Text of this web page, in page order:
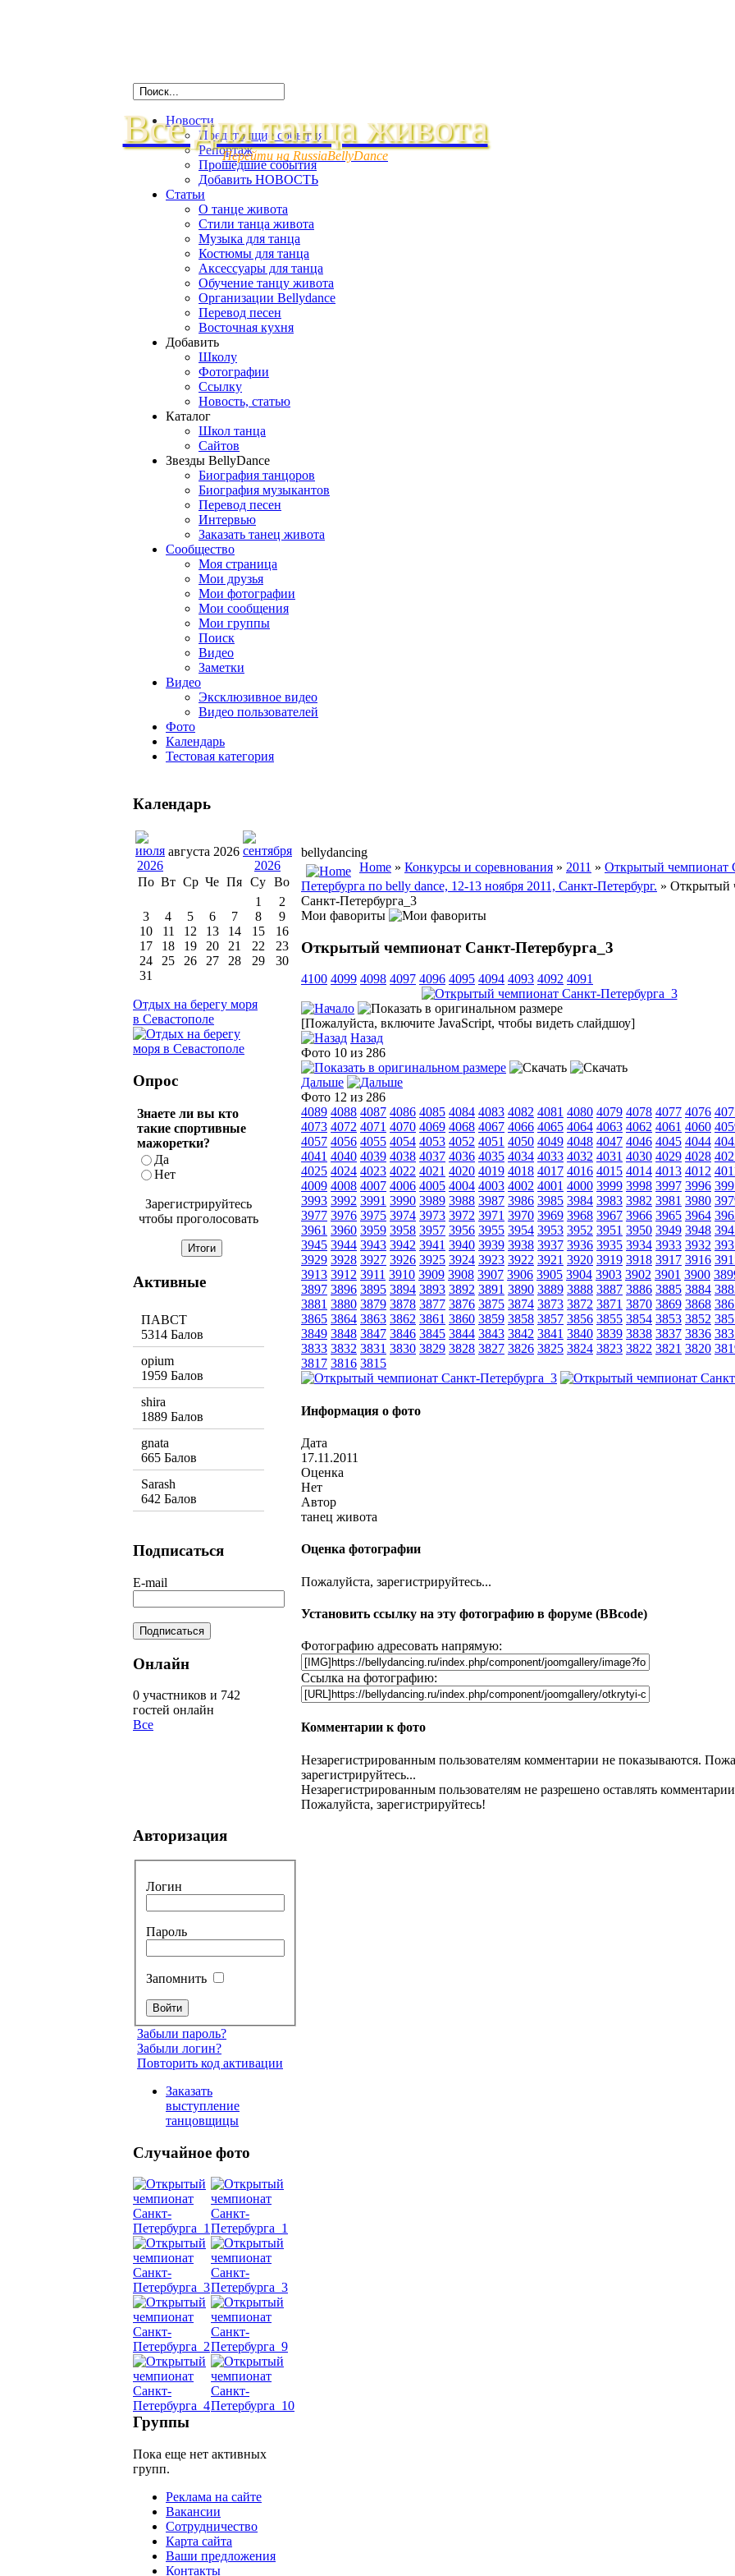
Все для танца живота
Перейти на RussiaBellyDance
Новости
Предстоящие события
Репортаж
Прошедшие события
Добавить НОВОСТЬ
Статьи
О танце живота
Стили танца живота
Музыка для танца
Костюмы для танца
Аксессуары для танца
Обучение танцу живота
Организации Bellydance
Перевод песен
Восточная кухня
Добавить
Школу
Фотографии
Ссылку
Новость, статью
Каталог
Школ танца
Сайтов
Звезды BellyDance
Биография танцоров
Биография музыкантов
Перевод песен
Интервью
Заказать танец живота
Сообщество
Моя страница
Мои друзья
Мои фотографии
Мои сообщения
Мои группы
Поиск
Видео
Заметки
Видео
Эксклюзивное видео
Видео пользователей
Фото
Календарь
Тестовая категория
bellydancing
Home » Конкурсы и соревнования » 2011 » Открытый чемпионат
Петербурга по belly dance, 12-13 ноября 2011, Санкт-Петербург. » Открытый
Санкт-Петербурга_3
Мои фавориты
Открытый чемпионат Санкт-Петербурга_3
4100 4099 4098 4097 4096 4095 4094 4093 4092 4091
[Пожалуйста, включите JavaScript, чтобы видеть слайдшоу]
Назад
Фото 10 из 286
Дальше
Фото 12 из 286
4089 4088 4087 4086 4085 4084 4083 4082 4081 4080 4079 4078 4077 4076
4073 4072 4071 4070 4069 4068 4067 4066 4065 4064 4063 4062 4061 4060
4057 4056 4055 4054 4053 4052 4051 4050 4049 4048 4047 4046 4045 4044
4041 4040 4039 4038 4037 4036 4035 4034 4033 4032 4031 4030 4029 4028
4025 4024 4023 4022 4021 4020 4019 4018 4017 4016 4015 4014 4013 4012
4009 4008 4007 4006 4005 4004 4003 4002 4001 4000 3999 3998 3997 3996
3993 3992 3991 3990 3989 3988 3987 3986 3985 3984 3983 3982 3981 3980
3977 3976 3975 3974 3973 3972 3971 3970 3969 3968 3967 3966 3965 3964
3961 3960 3959 3958 3957 3956 3955 3954 3953 3952 3951 3950 3949 3948
3945 3944 3943 3942 3941 3940 3939 3938 3937 3936 3935 3934 3933 3932
3929 3928 3927 3926 3925 3924 3923 3922 3921 3920 3919 3918 3917 3916
3913 3912 3911 3910 3909 3908 3907 3906 3905 3904 3903 3902 3901 3900
3897 3896 3895 3894 3893 3892 3891 3890 3889 3888 3887 3886 3885 3884
3881 3880 3879 3878 3877 3876 3875 3874 3873 3872 3871 3870 3869 3868
3865 3864 3863 3862 3861 3860 3859 3858 3857 3856 3855 3854 3853 3852
3849 3848 3847 3846 3845 3844 3843 3842 3841 3840 3839 3838 3837 3836
3833 3832 3831 3830 3829 3828 3827 3826 3825 3824 3823 3822 3821 3820
3817 3816 3815
Информация о фото
Дата
17.11.2011
Оценка
Нет
Автор
танец живота
Оценка фотографии
Пожалуйста, зарегистрируйтесь...
Установить ссылку на эту фотографию в форуме (BBcode)
Фотографию адресовать напрямую:
Ссылка на фотографию:
Комментарии к фото
Незарегистрированным пользователям комментарии не показываются.
зарегистрируйтесь...
Незарегистрированным пользователям не разрешено оставлять
Пожалуйста, зарегистрируйтесь!
Календарь
августа 2026
По Вт Ср Че Пя Су Во
1
2
3
4 5 6 7 8
9
10
11 12 13 14 15
16
17
18 19 20 21 22
23
24
25 26 27 28 29
30
31
Отдых на берегу моря
в Севастополе
Опрос
Знаете ли вы кто
такие спортивные
мажоретки?
Да
Нет
Зарегистрируйтесь
чтобы проголосовать
Активные
ПАВСТ
5314 Балов
opium
1959 Балов
shira
1889 Балов
gnata
665 Балов
Sarash
642 Балов
Подписаться
E-mail
Онлайн
0 участников и 742
гостей онлайн
Все
Авторизация
Логин
Пароль
Запомнить
Забыли пароль?
Забыли логин?
Повторить код активации
Заказать
выступление
танцовщицы
Случайное фото
Группы
Пока еще нет активных
групп.
Реклама на сайте
Вакансии
Сотрудничество
Карта сайта
Ваши предложения
Контакты